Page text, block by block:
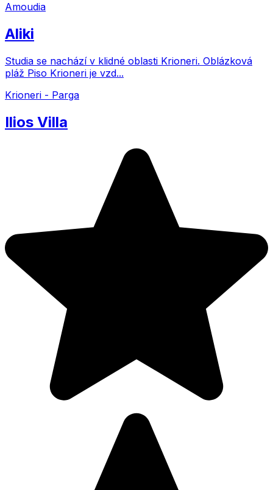
Amoudia
Aliki
Studia se nachází v klidné oblasti Krioneri. Oblázková
pláž Piso Krioneri je vzd...
Krioneri - Parga
Ilios Villa